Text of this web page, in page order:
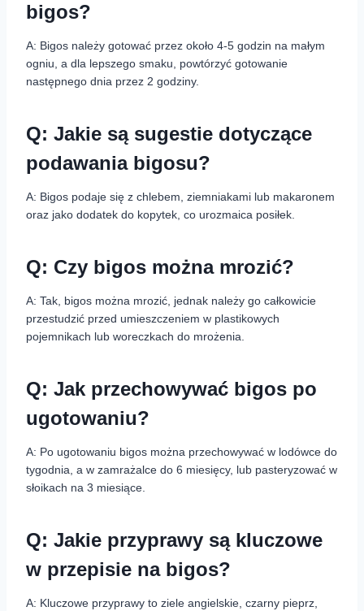
bigos?
A: Bigos należy gotować przez około 4-5 godzin na małym
ogniu, a dla lepszego smaku, powtórzyć gotowanie
następnego dnia przez 2 godziny.
Q: Jakie są sugestie dotyczące
podawania bigosu?
A: Bigos podaje się z chlebem, ziemniakami lub makaronem
oraz jako dodatek do kopytek, co urozmaica posiłek.
Q: Czy bigos można mrozić?
A: Tak, bigos można mrozić, jednak należy go całkowicie
przestudzić przed umieszczeniem w plastikowych
pojemnikach lub woreczkach do mrożenia.
Q: Jak przechowywać bigos po
ugotowaniu?
A: Po ugotowaniu bigos można przechowywać w lodówce do
tygodnia, a w zamrażalce do 6 miesięcy, lub pasteryzować w
słoikach na 3 miesiące.
Q: Jakie przyprawy są kluczowe
w przepisie na bigos?
A: Kluczowe przyprawy to ziele angielskie, czarny pieprz,